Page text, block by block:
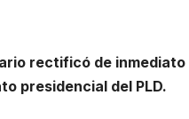
rectificó de
presidencial del PLD.